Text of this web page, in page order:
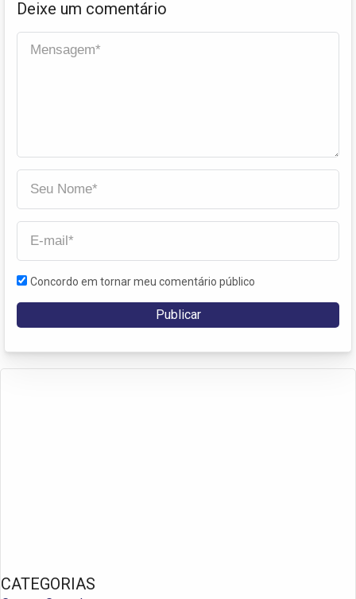
Deixe um comentário
Concordo em tornar meu comentário público
CATEGORIAS